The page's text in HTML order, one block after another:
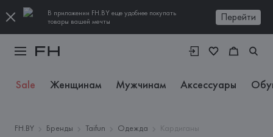
В приложении FH.BY еще удобнее покупать
товары вашей мечты
Перейти
Sale Женщинам Мужчинам Аксессуары
FH.BY Бренды Taifun Одежда Кардиганы